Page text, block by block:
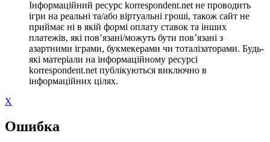
Інформаційний ресурс korrespondent.net не проводить
ігри на реальні та/або віртуальні гроші, також сайт не
приймає ні в якій формі оплату ставок та інших
платежів, які пов’язані/можуть бути пов’язані з
азартними іграми, букмекерами чи тоталізаторами. Будь-
які матеріали на інформаційному ресурсі
korrespondent.net публікуються виключно в
інформаційних цілях.
X
Ошибка